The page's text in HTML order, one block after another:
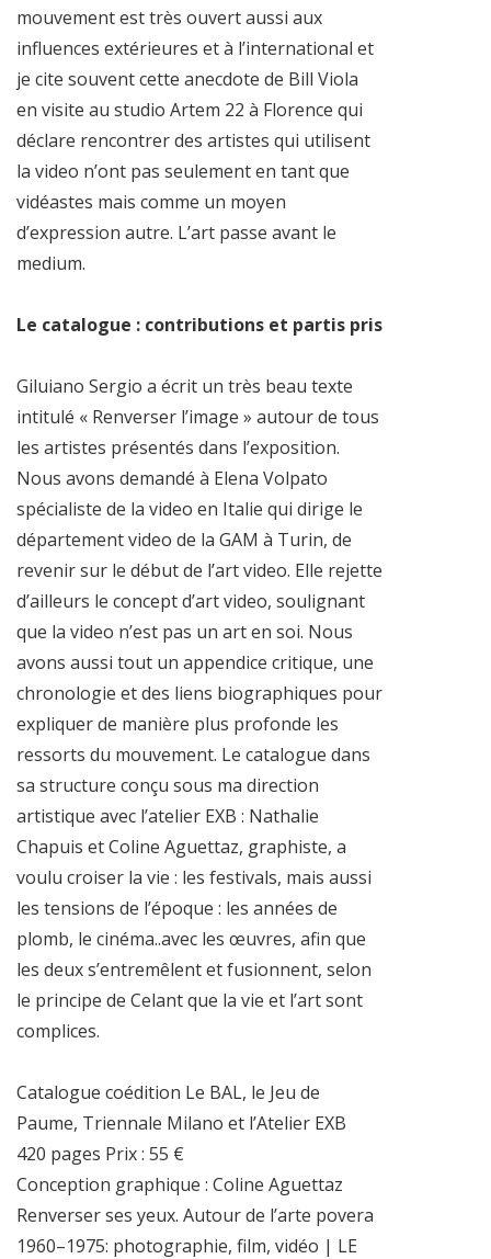
mouvement est très ouvert aussi aux
influences extérieures et à l’international et
je cite souvent cette anecdote de Bill Viola
en visite au studio Artem 22 à Florence qui
déclare rencontrer des artistes qui utilisent
la video n’ont pas seulement en tant que
vidéastes mais comme un moyen
d’expression autre. L’art passe avant le
medium.
Le catalogue : contributions et partis pris
Giluiano Sergio a écrit un très beau texte
intitulé « Renverser l’image » autour de tous
les artistes présentés dans l’exposition.
Nous avons demandé à Elena Volpato
spécialiste de la video en Italie qui dirige le
département video de la GAM à Turin, de
revenir sur le début de l’art video. Elle rejette
d’ailleurs le concept d’art video, soulignant
que la video n’est pas un art en soi. Nous
avons aussi tout un appendice critique, une
chronologie et des liens biographiques pour
expliquer de manière plus profonde les
ressorts du mouvement. Le catalogue dans
sa structure conçu sous ma direction
artistique avec l’atelier EXB : Nathalie
Chapuis et Coline Aguettaz, graphiste, a
voulu croiser la vie : les festivals, mais aussi
les tensions de l’époque : les années de
plomb, le cinéma..avec les œuvres, afin que
les deux s’entremêlent et fusionnent, selon
le principe de Celant que la vie et l’art sont
complices.
Catalogue coédition Le BAL, le Jeu de
Paume, Triennale Milano et l’Atelier EXB
420 pages Prix : 55 €
Conception graphique : Coline Aguettaz
Renverser ses yeux. Autour de l’arte povera
1960–1975: photographie, film, vidéo | LE